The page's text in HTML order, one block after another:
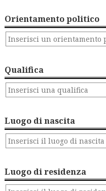
Orientamento politico
Qualifica
Luogo di nascita
Luogo di residenza